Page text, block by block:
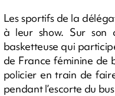
Les sportifs de la
à leur show. Sur son
basketteuse qui
de France féminine de
policier en train de
pendant l’escorte du